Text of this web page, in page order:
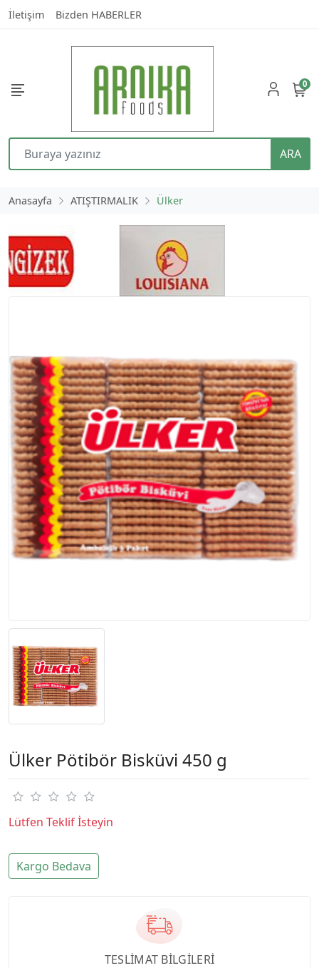
İletişim Bizden HABERLER
ARA
0
Anasayfa ATIŞTIRMALIK Ülker
Ülker Pötibör Bisküvi 450 g
Lütfen Teklif İsteyin
Kargo Bedava
TESLİMAT BİLGİLERİ